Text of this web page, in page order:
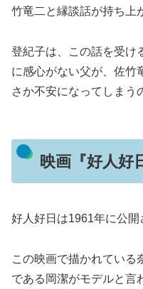
竹竜二と縁談話が持ち上
登紀子は、この話を受け
に感心がない父が、佐竹
さか不安になってしまう
映画『好人好
好人好日は1961年に公開
この映画で描かれている
である岡潔がモデルと言